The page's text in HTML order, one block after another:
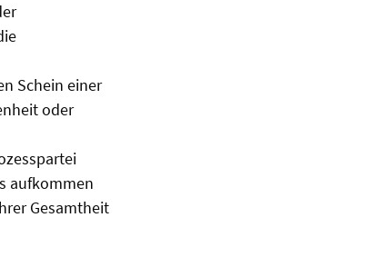
Schein einer
oder
aufkommen
Gesamtheit